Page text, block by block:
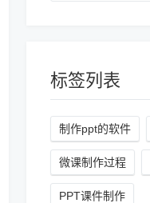
标签列表
制作ppt的软件
微课制作过程
PPT课件制作